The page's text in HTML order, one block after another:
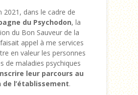
2021, dans le cadre de
du Psychodon, la
du Bon Sauveur de la
appel à me services
en valeur les personnes
de maladies psychiques
leur parcours au
de l’établissement.